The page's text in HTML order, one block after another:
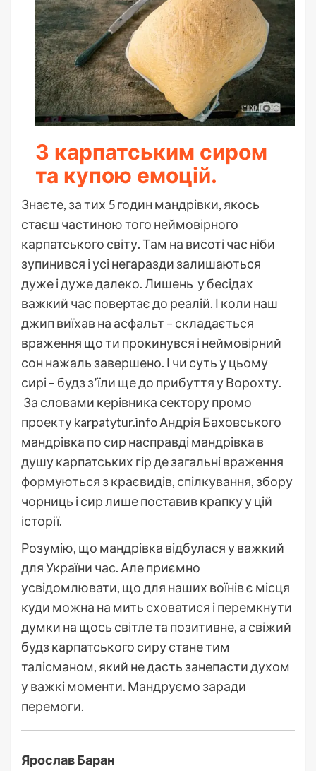
З карпатським сиром
та купою емоцій.
Знаєте, за тих 5 годин мандрівки, якось
стаєш частиною того неймовірного
карпатського світу. Там на висоті час ніби
зупинився і усі негаразди залишаються
дуже і дуже далеко. Лишень у бесідах
важкий час повертає до реалій. І коли наш
джип виїхав на асфальт – складається
враження що ти прокинувся і неймовірний
сон нажаль завершено. І чи суть у цьому
сирі – будз з’їли ще до прибуття у Ворохту.
За словами керівника сектору промо
проекту karpatytur.info Андрія Баховського
мандрівка по сир насправді мандрівка в
душу карпатських гір де загальні враження
формуються з краєвидів, спілкування, збору
чорниць і сир лише поставив крапку у цій
історії.
Розумію, що мандрівка відбулася у важкий
для України час. Але приємно
усвідомлювати, що для наших воїнів є місця
куди можна на мить сховатися і перемкнути
думки на щось світле та позитивне, а свіжий
будз карпатського сиру стане тим
талісманом, який не дасть занепасти духом
у важкі моменти. Мандруємо заради
перемоги.
Ярослав Баран